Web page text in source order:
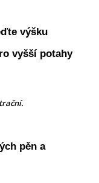
výšku
vyšší potahy
pěn a